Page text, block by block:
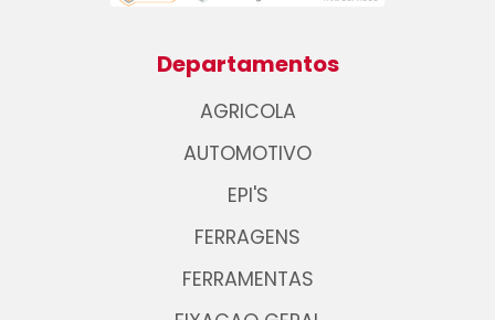
Departamentos
AGRICOLA
AUTOMOTIVO
EPI'S
FERRAGENS
FERRAMENTAS